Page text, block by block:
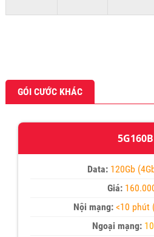
GÓI CƯỚC KHÁC
5G160B
Data: 120Gb
Giá:
Nội mạng: <10 phút
Ngoại mạng: